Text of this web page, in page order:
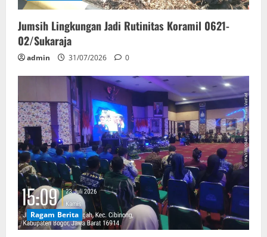
Jumsih Lingkungan Jadi Rutinitas Koramil 0621-
02/Sukaraja
admin 31/07/2026 0
Ragam Berita